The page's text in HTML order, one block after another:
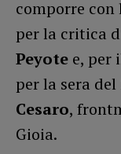
comporre con
per la critica
Peyote e, per
per la sera
Cesaro,
Gioia.